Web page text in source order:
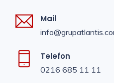
Mail
Telefon
0216 685 11 11